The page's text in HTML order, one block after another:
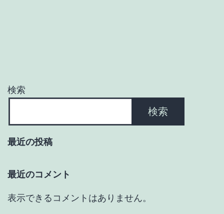
検索
検索
最近の投稿
最近のコメント
表示できるコメントはありません。